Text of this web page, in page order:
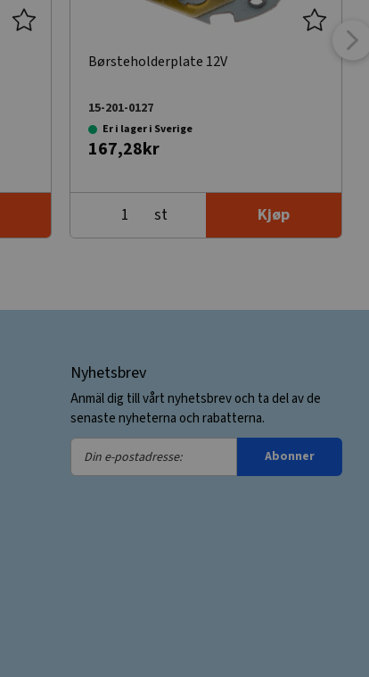
Børsteholderplate 12V
15-201-0127
Er i lager i Sverige
167,28kr
st Kjøp
Nyhetsbrev
Anmäl dig till vårt nyhetsbrev och ta del av de
senaste nyheterna och rabatterna.
Din
e-
Abonner